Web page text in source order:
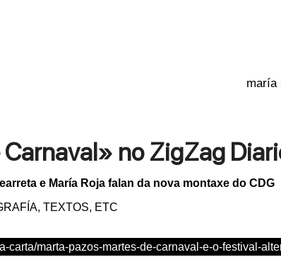
no ZigZag
e María Roja falan da nova montaxe do CDG
TEXTOS, ETC
carta/marta-pazos-martes-de-carnaval-e-o-festival-